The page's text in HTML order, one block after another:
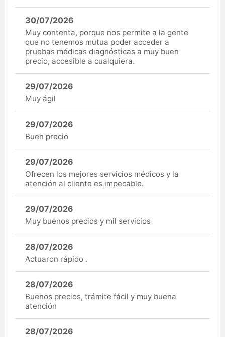
30/07/2026
Muy contenta, porque nos permite a la gente
que no tenemos mutua poder acceder a
pruebas médicas diagnósticas a muy buen
precio, accesible a cualquiera.
29/07/2026
Muy ágil
29/07/2026
Buen precio
29/07/2026
Ofrecen los mejores servicios médicos y la
atención al cliente es impecable.
29/07/2026
Muy buenos precios y mil servicios
28/07/2026
Actuaron rápido .
28/07/2026
Buenos precios, trámite fácil y muy buena
atención
28/07/2026